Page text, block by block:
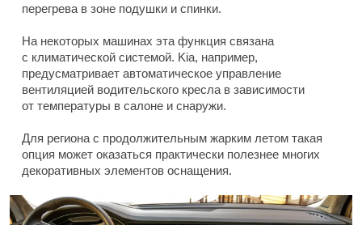
перегрева в зоне подушки и спинки.
На некоторых машинах эта функция связана
с климатической системой. Kia, например,
предусматривает автоматическое управление
вентиляцией водительского кресла в зависимости
от температуры в салоне и снаружи.
Для региона с продолжительным жарким летом такая
опция может оказаться практически полезнее многих
декоративных элементов оснащения.